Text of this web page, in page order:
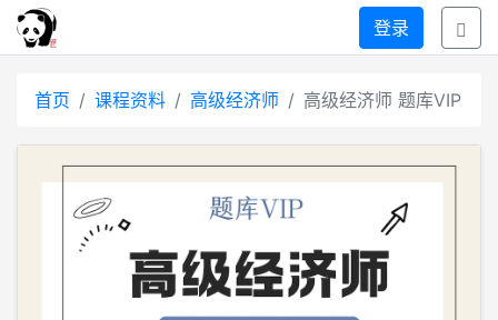
登录
首页 课程资料 高级经济师 高级经济师 题库VIP